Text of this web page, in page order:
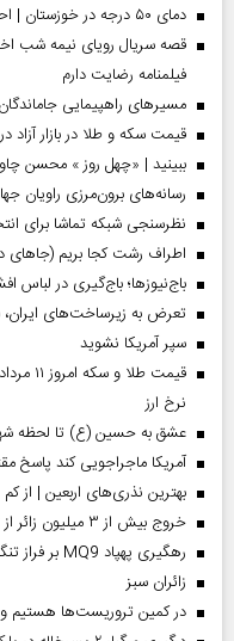
دمای ۵۰ درجه در خوزستان | احتمال بارش‌های سیل‌آسا در ۳ استان
قصه سریال رویای نیمه شب
فیلمنامه رضایت دارم
مسیر‌های راهپیمایی جاماندگان
قیمت سکه و طلا در بازار آزاد در ۱۰ مرداد ۱۴۰۵
ببینید | «چهل روز » محسن
رسانه‌های برون‌مرزی راویان
نظرسنجی شبکه تماشا برای
اطراف رشت کجا بریم
باج‌نیوزها؛ باج‌گیری در لباس
تعرض به زیرساخت‌های ایران،
سپر آمریکا نشوید
نرخ ارز
عشق به حسین (ع) تا لحظه
آمریکا ماجراجویی کند پاسخ
بهترین نذری‌های اربعین | از
خروج بیش از ۳ میلیون زائر از تمام مرز‌های کشور
رهگیری پهپاد MQ9 بر فراز تنگه هرمز
‌زائران سبز
در کمین تروریست‌ها هستیم و